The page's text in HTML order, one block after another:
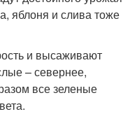
яблоня и слива тоже
и высаживают
– севернее,
все зеленые